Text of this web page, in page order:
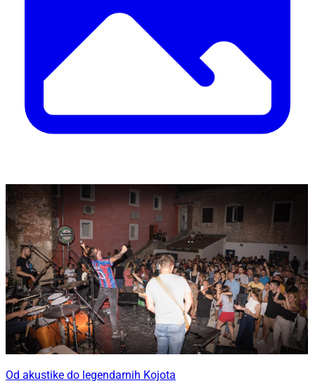
Od akustike do legendarnih Kojota